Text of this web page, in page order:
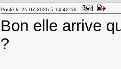
Posté le 25-07-2026 à 14:42:56
Bon elle arrive
?